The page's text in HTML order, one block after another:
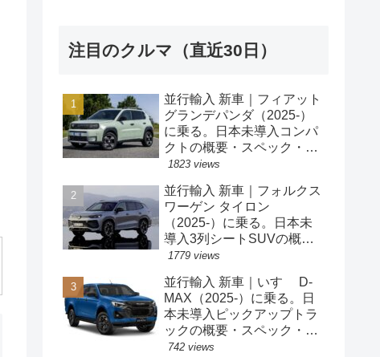
注目のクルマ（直近30日）
並行輸入 新車｜フィアット
グランデパンダ（2025-）
に乗る。日本未導入コンパ
クトの概要・スペック・価
格の情報。
1823 views
並行輸入 新車｜フォルクス
ワーゲン タイロン
（2025-）に乗る。日本未
導入3列シートSUVの概
要・スペック・価格の情
1779 views
並行輸入 新車｜いすゞ D-
MAX（2025-）に乗る。日
本未導入ピックアップトラ
ックの概要・スペック・価
格の情報。
742 views